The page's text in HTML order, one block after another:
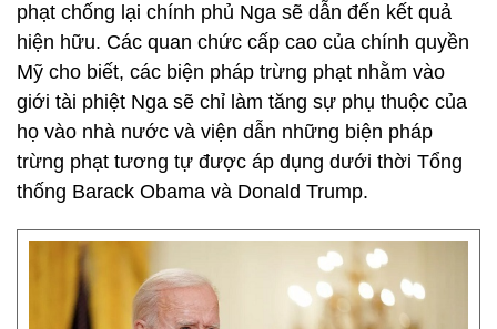
phạt chống lại chính phủ Nga sẽ dẫn đến kết quả
hiện hữu. Các quan chức cấp cao của chính quyền
Mỹ cho biết, các biện pháp trừng phạt nhằm vào
giới tài phiệt Nga sẽ chỉ làm tăng sự phụ thuộc của
họ vào nhà nước và viện dẫn những biện pháp
trừng phạt tương tự được áp dụng dưới thời Tổng
thống Barack Obama và Donald Trump.